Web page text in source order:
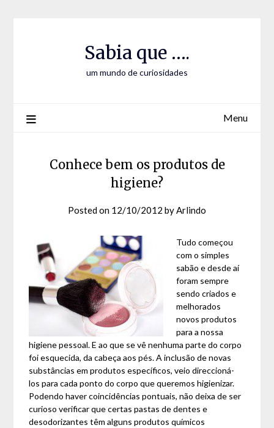
Sabia que ….
um mundo de curiosidades
Menu
Conhece bem os produtos de
higiene?
Posted on 12/10/2012 byArlindo
Tudo começou
com o simples
sabão e desde aí
foram sempre
sendo criados e
melhorados
novos produtos
para a nossa
higiene pessoal. E ao que se vê nenhuma parte do corpo
foi esquecida, da cabeça aos pés. A inclusão de novas
substâncias em produtos específicos, veio direccioná-
los para cada ponto do corpo que queremos higienizar.
Podendo haver coincidências pontuais, não deixa de ser
curioso verificar que certas pastas de dentes e
desodorizantes têm alguns produtos químicos